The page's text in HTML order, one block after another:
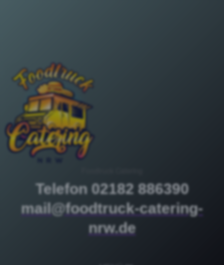
Telefon 02182 886390
mail@foodtruck-catering-
nrw.de